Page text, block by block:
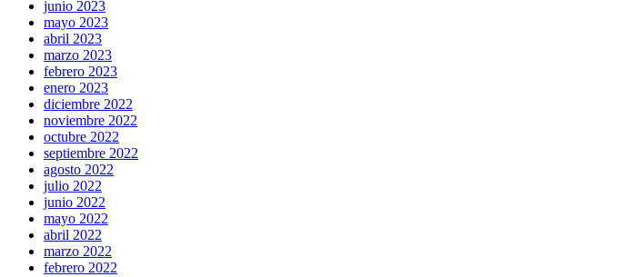
junio 2023
mayo 2023
abril 2023
marzo 2023
febrero 2023
enero 2023
diciembre 2022
noviembre 2022
octubre 2022
septiembre 2022
agosto 2022
julio 2022
junio 2022
mayo 2022
abril 2022
marzo 2022
febrero 2022